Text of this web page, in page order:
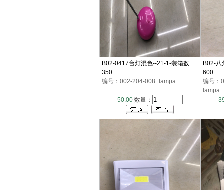
B02-0417台灯混色--21-1-装箱数
350
编号：002-204-008+lampa
50.00数量：
B02-
600
编号：
lampa